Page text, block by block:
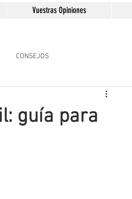
Vuestras Opiniones
CONSEJOS
INTERINOS
guía para